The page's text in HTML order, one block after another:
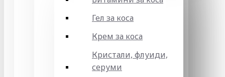
Гел за коса
Крем за коса
Кристали, флуиди,
серуми